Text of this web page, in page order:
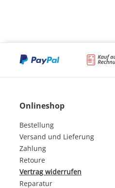
Onlineshop
Bestellung
Versand und Lieferung
Zahlung
Retoure
Vertrag widerrufen
Reparatur